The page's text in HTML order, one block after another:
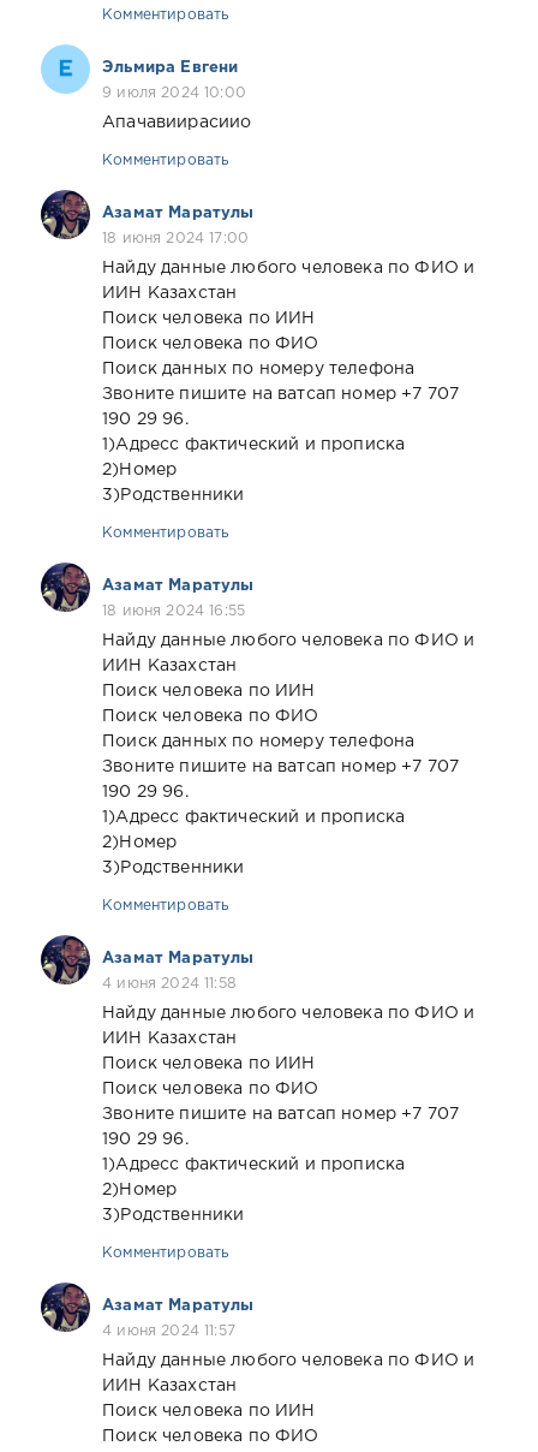
Комментировать
Эльмира Евгени
9 июля 2024 10:00
Апачавиирасиио
Комментировать
Азамат Маратулы
18 июня 2024 17:00
Найду данные любого человека по ФИО и
ИИН Казахстан
Поиск человека по ИИН
Поиск человека по ФИО
Поиск данных по номеру телефона
Звоните пишите на ватсап номер +7 707
190 29 96.
1)Адресс фактический и прописка
2)Номер
3)Родственники
Комментировать
Азамат Маратулы
18 июня 2024 16:55
Найду данные любого человека по ФИО и
ИИН Казахстан
Поиск человека по ИИН
Поиск человека по ФИО
Поиск данных по номеру телефона
Звоните пишите на ватсап номер +7 707
190 29 96.
1)Адресс фактический и прописка
2)Номер
3)Родственники
Комментировать
Азамат Маратулы
4 июня 2024 11:58
Найду данные любого человека по ФИО и
ИИН Казахстан
Поиск человека по ИИН
Поиск человека по ФИО
Звоните пишите на ватсап номер +7 707
190 29 96.
1)Адресс фактический и прописка
2)Номер
3)Родственники
Комментировать
Азамат Маратулы
4 июня 2024 11:57
Найду данные любого человека по ФИО и
ИИН Казахстан
Поиск человека по ИИН
Поиск человека по ФИО